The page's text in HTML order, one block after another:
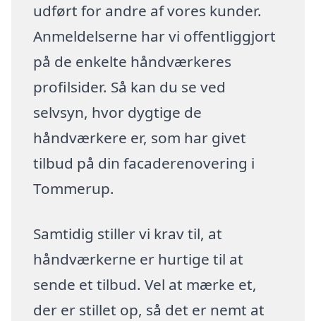
udført for andre af vores kunder.
Anmeldelserne har vi offentliggjort
på de enkelte håndværkeres
profilsider. Så kan du se ved
selvsyn, hvor dygtige de
håndværkere er, som har givet
tilbud på din facaderenovering i
Tommerup.
Samtidig stiller vi krav til, at
håndværkerne er hurtige til at
sende et tilbud. Vel at mærke et,
der er stillet op, så det er nemt at